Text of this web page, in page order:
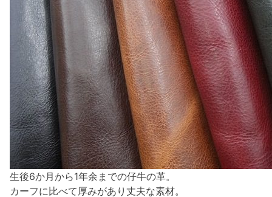
生後6か月から1年余までの仔牛の革。
カーフに比べて厚みがあり丈夫な素材。